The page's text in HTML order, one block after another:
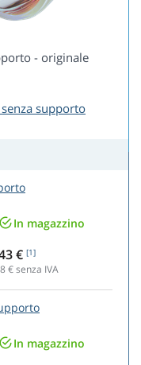
- originale
supporto
In magazzino
€ [1]
€ senza IVA
In magazzino